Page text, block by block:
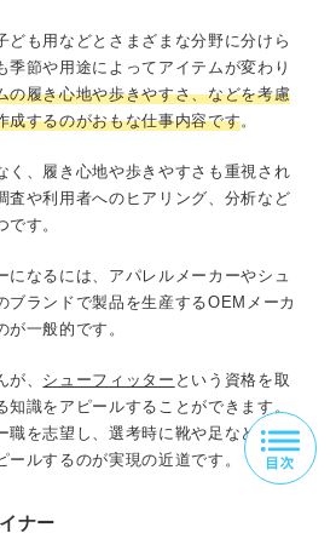
ども用などとさまざまな分野に分けら
季節や用途によってアイテムが変わり
の履き心地や歩きやすさ、などを考慮
成するのがおもな仕事内容です。
く、履き心地や歩きやすさも重視され
査や利用者へのヒアリング、分析など
す。
になるには、アパレルメーカーやシュ
ブランドで製品を生産するOEMメーカ
一般的です。
、 シューフィッター という資格を取
識をアピールすることができます。
職を志望し、選考時に靴や足などに関
ルするのが実現の近道です。
ナー